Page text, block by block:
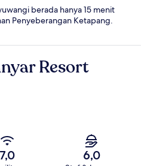
berada hanya 15 menit
Penyeberangan Ketapang.
Resort
7,0 6,0